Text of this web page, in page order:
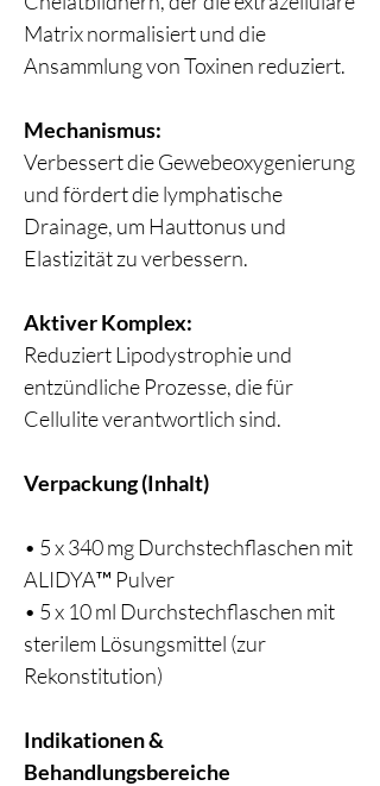
Matrix normalisiert und die
Ansammlung von Toxinen reduziert.
Mechanismus:
Verbessert die Gewebeoxygenierung
und fördert die lymphatische
Drainage, um Hauttonus und
Elastizität zu verbessern.
Aktiver Komplex:
Reduziert Lipodystrophie und
entzündliche Prozesse, die für
Cellulite verantwortlich sind.
Verpackung (Inhalt)
• 5 x 340 mg Durchstechflaschen mit
ALIDYA™ Pulver
• 5 x 10 ml Durchstechflaschen mit
sterilem Lösungsmittel (zur
Rekonstitution)
Indikationen &
Behandlungsbereiche